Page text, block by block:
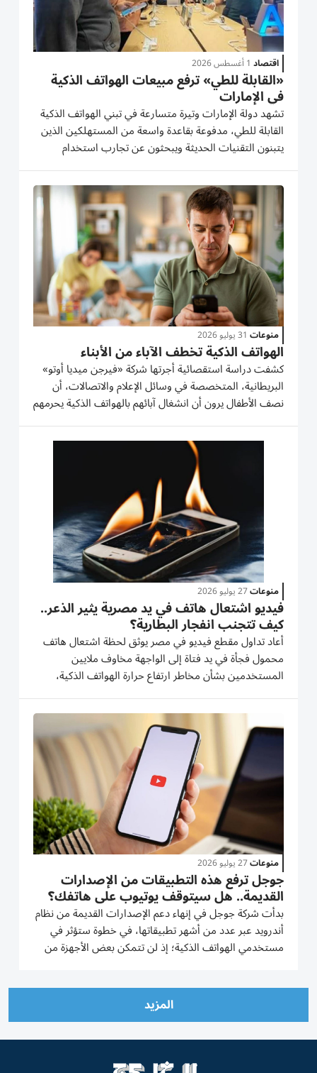
اقتصاد 1 أغسطس 2026
«القابلة للطي» ترفع مبيعات الهواتف الذكية
في الإمارات
تشهد دولة الإمارات وتيرة متسارعة في تبني الهواتف الذكية
القابلة للطي، مدفوعة بقاعدة واسعة من المستهلكين الذين
يتبنون التقنيات الحديثة ويبحثون عن تجارب استخدام
متطورة. واتفقت مؤسستا الأبحاث IDC وCounterpoint
Research على أن الهواتف الذكية القابلة للطي ستكون من
أسرع فئات الهواتف...
منوعات 31 يوليو 2026
الهواتف الذكية تخطف الآباء من الأبناء
كشفت دراسة استقصائية أجرتها شركة «فيرجن ميديا أوتو»
البريطانية، المتخصصة في وسائل الإعلام والاتصالات، أن
نصف الأطفال يرون أن انشغال آبائهم بالهواتف الذكية يحرمهم
من لحظات عائلية مهمة، في وقت يقضي فيه أولياء الأمور
أكثر من ساعتين يومياً في تصفح هواتفهم عشوائياً من دون
منوعات27 يوليو 2026
فيديو اشتعال هاتف في يد مصرية يثير الذعر..
كيف تتجنب انفجار البطارية؟
أعاد تداول مقطع فيديو في مصر يوثق لحظة اشتعال هاتف
محمول فجأة في يد فتاة إلى الواجهة مخاوف ملايين
المستخدمين بشأن مخاطر ارتفاع حرارة الهواتف الذكية،
خاصة مع موجات الحر الشديدة. فيديو يعيد مخاوف اشتعال
الهواتف تداول مستخدمون في مصر خلال الساعات الماضية
مقطع فيديو يعود إلى...
منوعات27 يوليو 2026
جوجل ترفع هذه التطبيقات من الإصدارات
القديمة.. هل سيتوقف يوتيوب على هاتفك؟
بدأت شركة جوجل في إنهاء دعم الإصدارات القديمة من نظام
أندرويد عبر عدد من أشهر تطبيقاتها، في خطوة ستؤثر في
مستخدمي الهواتف الذكية؛ إذ لن تتمكن بعض الأجهزة من
بشكل فوري، فإن الأجهزة...المزيد